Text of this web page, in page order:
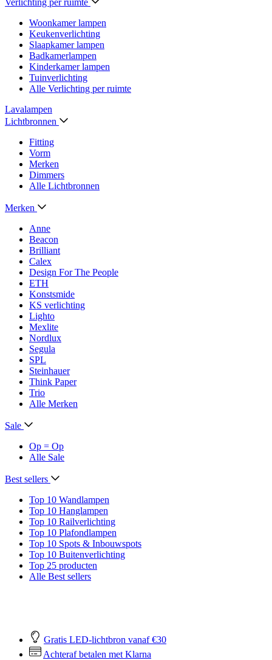
Verlichting per ruimte
Woonkamer lampen
Keukenverlichting
Slaapkamer lampen
Badkamerlampen
Kinderkamer lampen
Tuinverlichting
Alle Verlichting per ruimte
Lavalampen
Lichtbronnen
Fitting
Vorm
Merken
Dimmers
Alle Lichtbronnen
Merken
Anne
Beacon
Brilliant
Calex
Design For The People
ETH
Konstsmide
KS verlichting
Lighto
Mexlite
Nordlux
Segula
SPL
Steinhauer
Think Paper
Trio
Alle Merken
Sale
Op = Op
Alle Sale
Best sellers
Top 10 Wandlampen
Top 10 Hanglampen
Top 10 Railverlichting
Top 10 Plafondlampen
Top 10 Spots & Inbouwspots
Top 10 Buitenverlichting
Top 25 producten
Alle Best sellers
Achteraf betalen met Klarna